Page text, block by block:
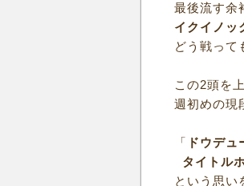
最後流す余
イクイノッ
どう戦って
この2頭を
週初めの現
「 ドウデュ
タイトル
という思い